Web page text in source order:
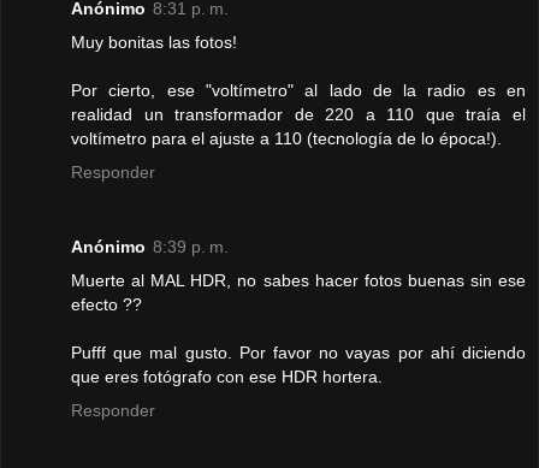
Anónimo 8:31 p. m.
Muy bonitas las fotos!
Por cierto, ese "voltímetro" al lado de la radio es en
realidad un transformador de 220 a 110 que traía el
voltímetro para el ajuste a 110 (tecnología de lo época!).
Responder
Anónimo 8:39 p. m.
Muerte al MAL HDR, no sabes hacer fotos buenas sin ese
efecto ??
Pufff que mal gusto. Por favor no vayas por ahí diciendo
que eres fotógrafo con ese HDR hortera.
Responder